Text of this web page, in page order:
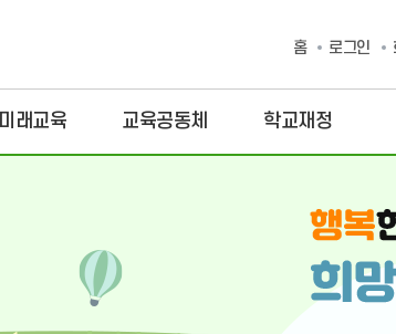
홈 로그인
미래교육 교육공동체 학교재정